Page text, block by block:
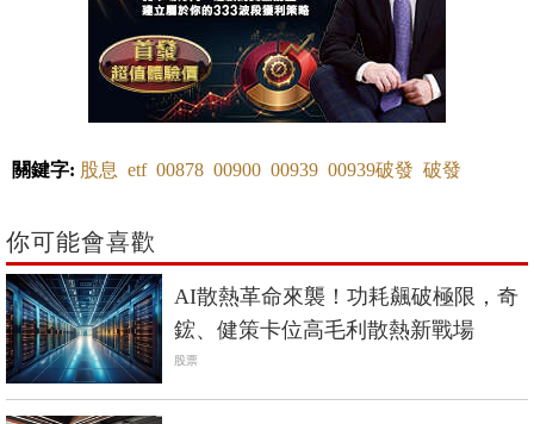
關鍵字: 股息 etf 00878 00900 00939 00939破發 破發
你可能會喜歡
AI散熱革命來襲！功耗飆破極限，奇
鋐、健策卡位高毛利散熱新戰場
股票